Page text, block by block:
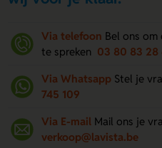
Via telefoon Bel ons
te spreken 03 80 83 28
Via Whatsapp Stel je
745 109
Via E-mail Mail ons je
verkoop@lavista.be